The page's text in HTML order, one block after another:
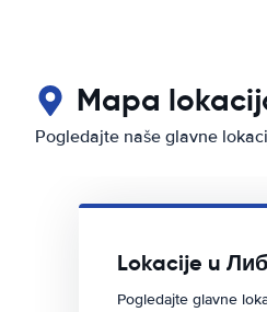
Mapa
Pogledajte naše glavne
Lokacije u
Pogledajte glavne